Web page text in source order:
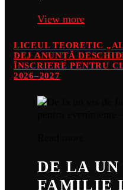
View more
LICEUL TEORETIC
DEJ ANUNȚĂ
ÎNSCRIERE PENTRU
2026–2027
DE LA
FAMILIE